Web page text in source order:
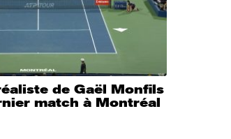
de Gaël Monfils
match à Montréal